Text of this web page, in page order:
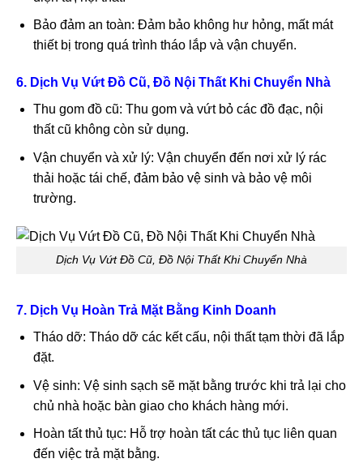
Bảo đảm an toàn: Đảm bảo không hư hỏng, mất mát
thiết bị trong quá trình tháo lắp và vận chuyển.
6. Dịch Vụ Vứt Đồ Cũ, Đồ Nội Thất Khi Chuyển Nhà
Thu gom đồ cũ: Thu gom và vứt bỏ các đồ đạc, nội
thất cũ không còn sử dụng.
Vận chuyển và xử lý: Vận chuyển đến nơi xử lý rác
thải hoặc tái chế, đảm bảo vệ sinh và bảo vệ môi
trường.
Dịch Vụ Vứt Đồ Cũ, Đồ Nội Thất Khi Chuyển Nhà
7. Dịch Vụ Hoàn Trả Mặt Bằng Kinh Doanh
Tháo dỡ: Tháo dỡ các kết cấu, nội thất tạm thời đã lắp
đặt.
Vệ sinh: Vệ sinh sạch sẽ mặt bằng trước khi trả lại cho
chủ nhà hoặc bàn giao cho khách hàng mới.
Hoàn tất thủ tục: Hỗ trợ hoàn tất các thủ tục liên quan
đến việc trả mặt bằng.